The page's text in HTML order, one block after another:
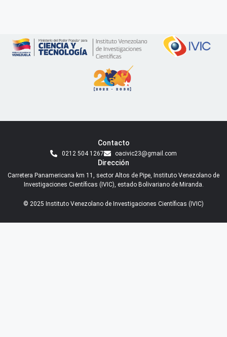
Contacto
0212 504 1267 oacivic23@gmail.com
Dirección
Carretera Panamericana km 11, sector Altos de Pipe, Instituto Venezolano de
Investigaciones Científicas (IVIC), estado Bolivariano de Miranda.
© 2025 Instituto Venezolano de Investigaciones Científicas (IVIC)